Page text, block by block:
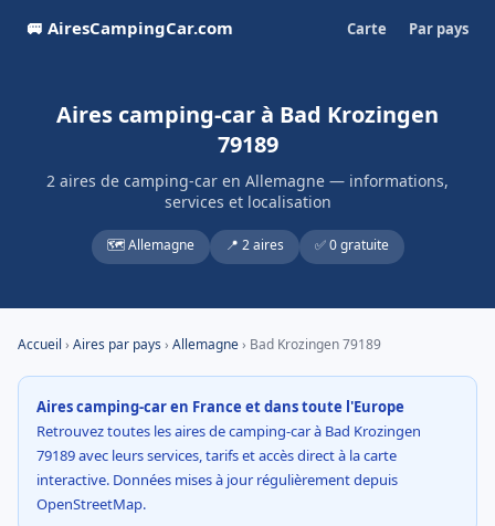
🚐 AiresCampingCar.com Carte Par pays
Aires camping-car à Bad Krozingen
79189
2 aires de camping-car en Allemagne — informations,
services et localisation
🗺️ Allemagne 📍 2 aires ✅ 0 gratuite
Accueil › Aires par pays› Allemagne› Bad Krozingen 79189
Aires camping-car en France et dans toute l'Europe
Retrouvez toutes les aires de camping-car à Bad Krozingen
79189 avec leurs services, tarifs et accès direct à la carte
interactive. Données mises à jour régulièrement depuis
OpenStreetMap.